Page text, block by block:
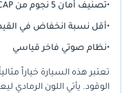
•تصنيف أمان 5 نجوم من NCAP
•أقل نسبة انخفاض في
•نظام صوتي فاخر قياسي
الوقود. يأتي اللون